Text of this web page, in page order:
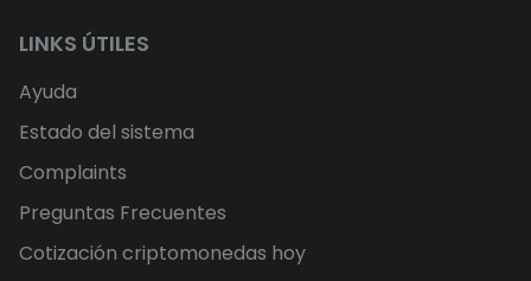
LINKS ÚTILES
Ayuda
Estado del sistema
Complaints
Preguntas Frecuentes
Cotización criptomonedas hoy